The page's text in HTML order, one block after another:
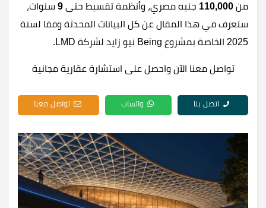
من 110,000 جنيه مصري، وأنظمة تقسيط حتى 9 سنوات،
ستعرف في هذا المقال عن كل البيانات المحدثة وفقا لسنة
2025 الخاصة بمشروع Being نيو زايد لشركة LMD.
تواصل معنا الآن واحصل على استشارة عقارية مجانية
اتصل بنا واتساب تواصل معنا